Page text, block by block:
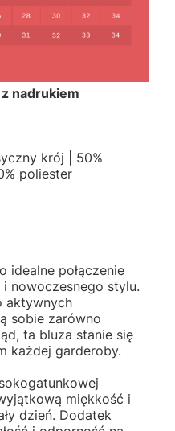
nadrukiem
krój | 50%
poliester
idealne połączenie
nowoczesnego stylu.
aktywnych
sobie zarówno
ta bluza stanie się
każdej garderoby.
miękkość i
dzień. Dodatek